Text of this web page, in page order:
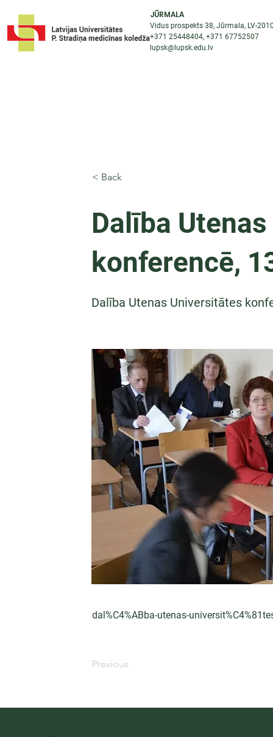
JŪRMALA
Vidus prospekts 38, Jūrmala, LV-
+371 25448404, +371 67752507
lupsk@lupsk.edu.lv
< Back
Dalība
konferencē,
Dalība Utenas Universitātes
dal%C4%ABba-utenas-
Previous